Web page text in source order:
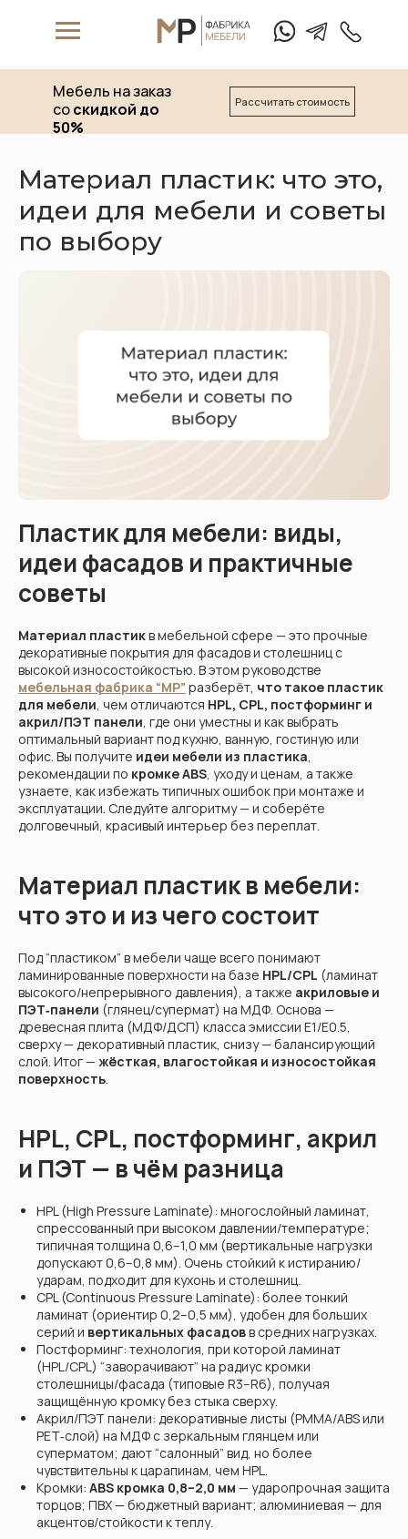
What's App Telegam
Мебель на заказ
соскидкой до
50%
Рассчитать стоимость
Материал пластик: что это,
идеи для мебели и советы
по выбору
Пластик для мебели: виды,
идеи фасадов и практичные
советы
Материал пластикв мебельной сфере — это прочные
декоративные покрытия для фасадов и столешниц с
высокой износостойкостью. В этом руководстве
мебельная фабрика “МР” разберёт, что такое пластик
для мебели, чем отличаются HPL, CPL, постформинг и
акрил/ПЭТ панели, где они уместны и как выбрать
оптимальный вариант под кухню, ванную, гостиную или
офис. Вы получите идеи мебели из пластика,
рекомендации по кромке ABS, уходу и ценам, а также
узнаете, как избежать типичных ошибок при монтаже и
эксплуатации. Следуйте алгоритму — и соберёте
долговечный, красивый интерьер без переплат.
Материал пластик в мебели:
что это и из чего состоит
Под “пластиком” в мебели чаще всего понимают
ламинированные поверхности на базе HPL/CPL (ламинат
высокого/непрерывного давления), а также акриловые и
ПЭТ‑панели (глянец/супермат) на МДФ. Основа —
древесная плита (МДФ/ДСП) класса эмиссии E1/E0.5,
сверху — декоративный пластик, снизу — балансирующий
слой. Итог — жёсткая, влагостойкая и износостойкая
поверхность.
HPL, CPL, постформинг, акрил
и ПЭТ — в чём разница
HPL (High Pressure Laminate): многослойный ламинат,
спрессованный при высоком давлении/температуре;
типичная толщина 0,6–1,0 мм (вертикальные нагрузки
допускают 0,6–0,8 мм). Очень стойкий к истиранию/
ударам, подходит для кухонь и столешниц.
CPL (Continuous Pressure Laminate): более тонкий
ламинат (ориентир 0,2–0,5 мм), удобен для больших
серий и вертикальных фасадовв средних нагрузках.
Постформинг: технология, при которой ламинат
(HPL/CPL) “заворачивают” на радиус кромки
столешницы/фасада (типовые R3–R6), получая
защищённую кромку без стыка сверху.
Акрил/ПЭТ панели: декоративные листы (PMMA/ABS или
PET‑слой) на МДФ с зеркальным глянцем или
суперматом; дают “салонный” вид, но более
чувствительны к царапинам, чем HPL.
Кромки: ABS кромка 0,8–2,0 мм — ударопрочная защита
торцов; ПВХ — бюджетный вариант; алюминиевая — для
акцентов/стойкости к теплу.